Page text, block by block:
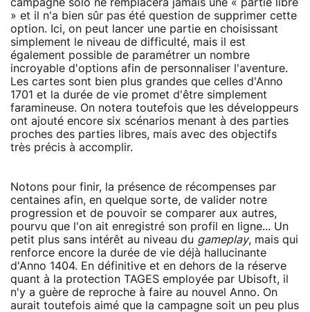
campagne solo ne remplacera jamais une « partie libre
» et il n'a bien sûr pas été question de supprimer cette
option. Ici, on peut lancer une partie en choisissant
simplement le niveau de difficulté, mais il est
également possible de paramétrer un nombre
incroyable d'options afin de personnaliser l'aventure.
Les cartes sont bien plus grandes que celles d'Anno
1701 et la durée de vie promet d'être simplement
faramineuse. On notera toutefois que les développeurs
ont ajouté encore six scénarios menant à des parties
proches des parties libres, mais avec des objectifs
très précis à accomplir.
Notons pour finir, la présence de récompenses par
centaines afin, en quelque sorte, de valider notre
progression et de pouvoir se comparer aux autres,
pourvu que l'on ait enregistré son profil en ligne... Un
petit plus sans intérêt au niveau du gameplay, mais qui
renforce encore la durée de vie déjà hallucinante
d'Anno 1404. En définitive et en dehors de la réserve
quant à la protection TAGES employée par Ubisoft, il
n'y a guère de reproche à faire au nouvel Anno. On
aurait toutefois aimé que la campagne soit un peu plus